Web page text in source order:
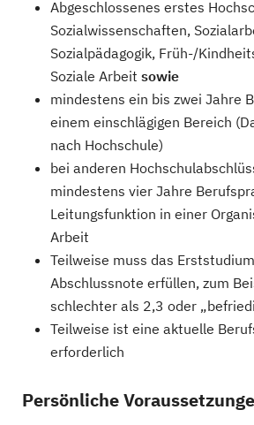
Abgeschlossenes erstes
Sozialwissenschaften,
Sozialpädagogik, Früh-/
Soziale Arbeit sowie
mindestens ein bis zwei Jahre
einem einschlägigen Bereich
nach Hochschule)
bei anderen
mindestens vier Jahre
Leitungsfunktion in einer
Arbeit
Teilweise muss das
Abschlussnote erfüllen, zum
schlechter als 2,3 oder
Teilweise ist eine aktuelle
erforderlich
Persönliche